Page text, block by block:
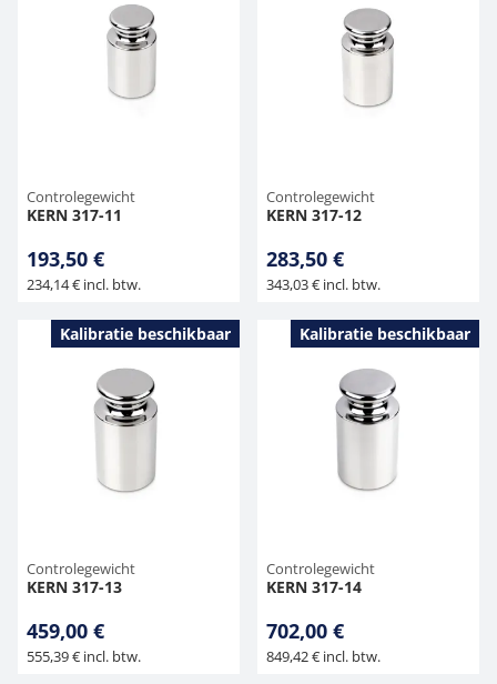
Controlegewicht
KERN 317-11
193,50 €
234,14 € incl. btw.
Controlegewicht
KERN 317-12
283,50 €
343,03 € incl. btw.
Kalibratie beschikbaar
Controlegewicht
KERN 317-13
459,00 €
555,39 € incl. btw.
Kalibratie beschikbaar
Controlegewicht
KERN 317-14
702,00 €
849,42 € incl. btw.